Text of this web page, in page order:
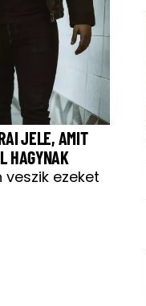
JELE, AMIT
HAGYNAK
ezeket